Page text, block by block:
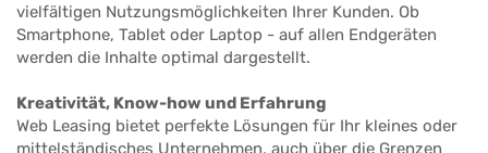
vielfältigen Nutzungsmöglichkeiten Ihrer Kunden. Ob
Smartphone, Tablet oder Laptop - auf allen Endgeräten
werden die Inhalte optimal dargestellt.
Kreativität, Know-how und Erfahrung
Web Leasing bietet perfekte Lösungen für Ihr kleines oder
mittelständisches Unternehmen, auch über die Grenzen